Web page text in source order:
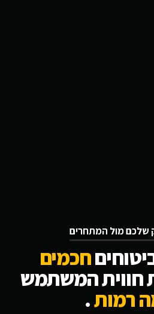
שלכם מול המתחרים
חכמים
חווית המשתמש
רמות.